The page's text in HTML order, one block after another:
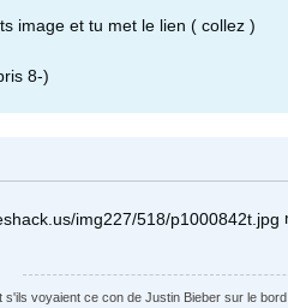
image et tu met le lien ( collez )
8-)
s'ils voyaient ce con de Justin Bieber sur le